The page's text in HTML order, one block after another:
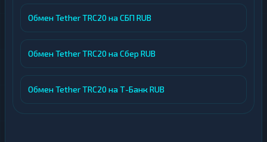
Обмен Tether TRC20 на СБП RUB
Обмен Tether TRC20 на Сбер RUB
Обмен Tether TRC20 на Т-Банк RUB